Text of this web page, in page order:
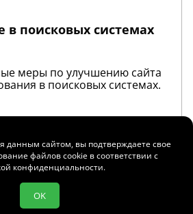
поисковых системах
меры по улучшению сайта
в поисковых системах.
данным сайтом, вы подтверждаете свое
файлов cookie в соответствии с
конфиденциальности.
OK